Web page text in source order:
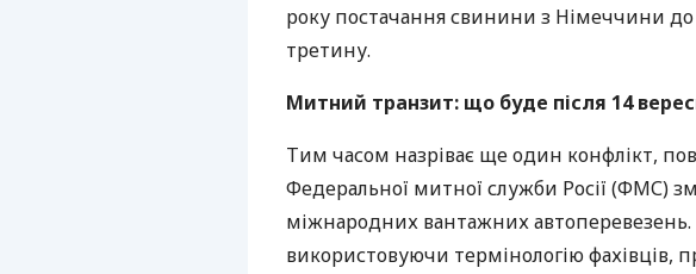
року постачання свинини з Німеччини до
третину.
Митний транзит: що буде після 14
Тим часом назріває ще один конфлікт,
Федеральної митної служби Росії (ФМС)
міжнародних вантажних автоперевезень.
використовуючи термінологію фахівців,